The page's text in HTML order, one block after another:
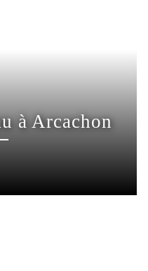
à Arcachon